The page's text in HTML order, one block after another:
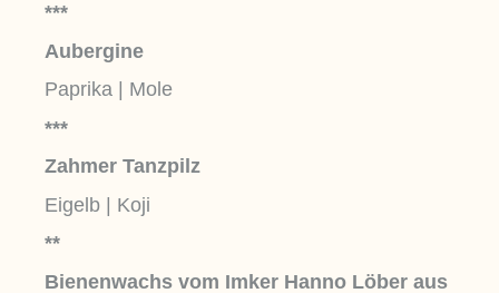
***
Aubergine
Paprika | Mole
***
Zahmer Tanzpilz
Eigelb | Koji
**
Bienenwachs vom Imker Hanno Löber aus